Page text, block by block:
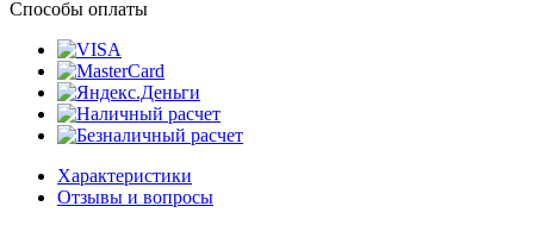
Способы оплаты
Характеристики
Отзывы и вопросы